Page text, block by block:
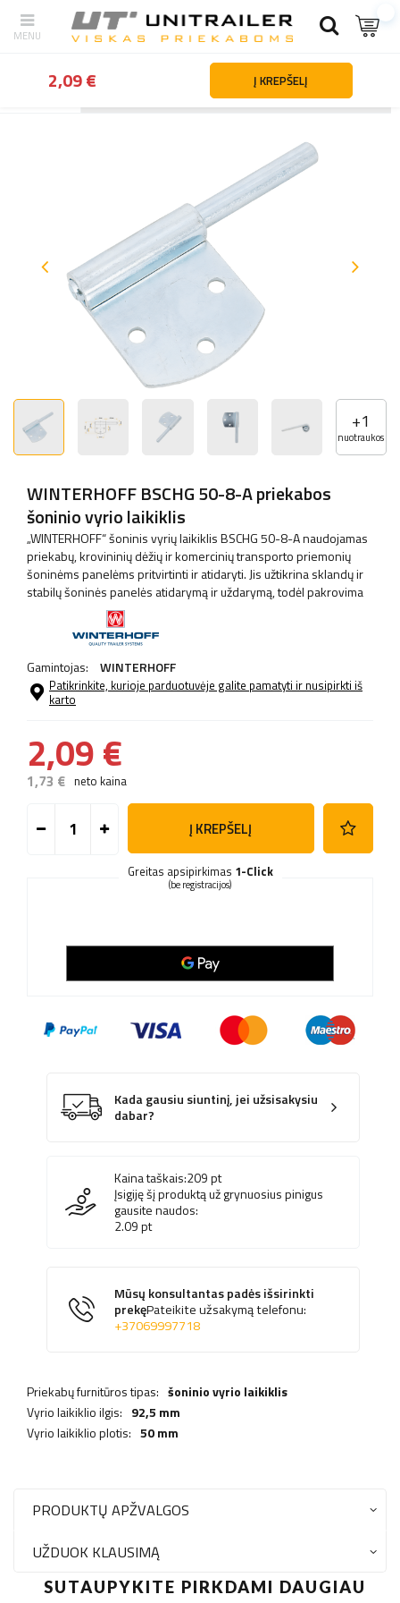
Priekabų dalys ir priedai Priekabų tvirtinimo
+1
nuotraukos
WINTERHOFF BSCHG 50-8-A priekabos
šoninio vyrio laikiklis
„WINTERHOFF“ šoninis vyrių laikiklis BSCHG 50-8-A naudojamas
priekabų, krovininių dėžių ir komercinių transporto priemonių
šoninėms panelėms pritvirtinti ir atidaryti. Jis užtikrina sklandų ir
stabilų šoninės panelės atidarymą ir uždarymą, todėl pakrovima
Gamintojas: WINTERHOFF
Patikrinkite, kurioje parduotuvėje galite pamatyti ir nusipirkti iš
karto
2,09 €
1,73 € neto kaina
Į KREPŠELĮ
Greitas apsipirkimas 1-Click
(be registracijos)
Kada gausiu siuntinį, jei užsisakysiu
dabar?
Kaina taškais:209pt
Įsigiję šį produktą už grynuosius pinigus
gausite naudos:
2.09pt
Mūsų konsultantas padės išsirinkti
prekęPateikite užsakymą telefonu:
+37069997718
Priekabų furnitūros tipas: šoninio vyrio laikiklis
Vyrio laikiklio ilgis: 92,5 mm
Vyrio laikiklio plotis: 50 mm
2,09 € Į KREPŠELĮ
PRODUKTŲ APŽVALGOS
UŽDUOK KLAUSIMĄ
SUTAUPYKITE PIRKDAMI DAUGIAU